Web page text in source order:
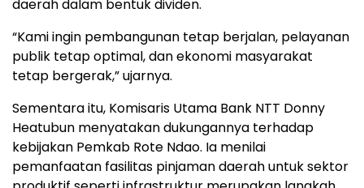
daerah dalam bentuk dividen.
“Kami ingin pembangunan tetap berjalan, pelayanan
publik tetap optimal, dan ekonomi masyarakat
tetap bergerak,” ujarnya.
Sementara itu, Komisaris Utama Bank NTT Donny
Heatubun menyatakan dukungannya terhadap
kebijakan Pemkab Rote Ndao. Ia menilai
pemanfaatan fasilitas pinjaman daerah untuk sektor